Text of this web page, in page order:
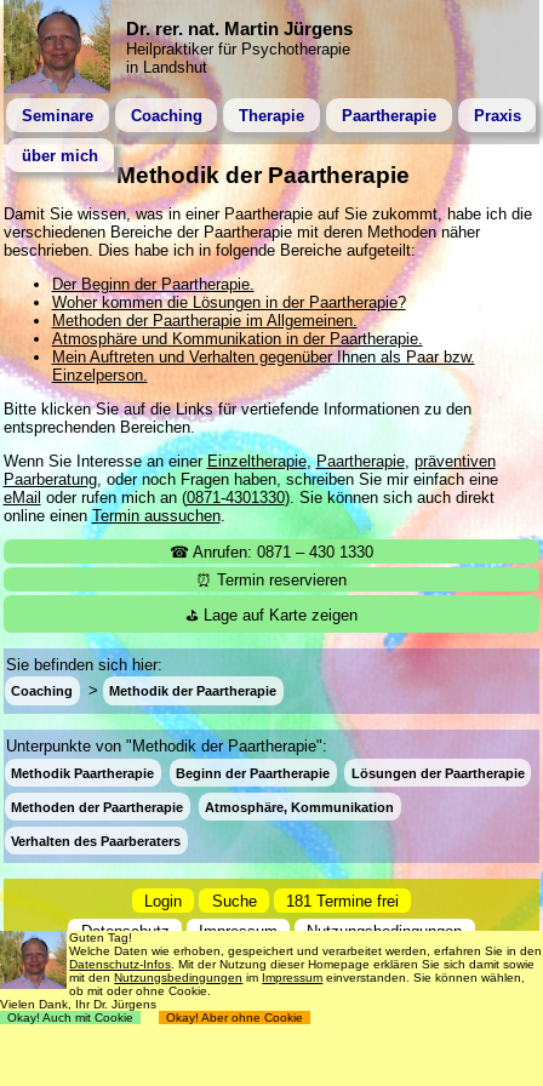
Dr. rer. nat. Martin Jürgens
Heilpraktiker für Psychotherapie
in Landshut
Seminare Coaching Therapie Paartherapie Praxis
über mich
Methodik der Paartherapie
Damit Sie wissen, was in einer Paartherapie auf Sie zukommt, habe ich die
verschiedenen Bereiche der Paartherapie mit deren Methoden näher
beschrieben. Dies habe ich in folgende Bereiche aufgeteilt:
Der Beginn der Paartherapie.
Woher kommen die Lösungen in der Paartherapie?
Methoden der Paartherapie im Allgemeinen.
Atmosphäre und Kommunikation in der Paartherapie.
Mein Auftreten und Verhalten gegenüber Ihnen als Paar bzw.
Einzelperson.
Bitte klicken Sie auf die Links für vertiefende Informationen zu den
entsprechenden Bereichen.
Wenn Sie Interesse an einerEinzeltherapie,Paartherapie, präventiven
Paarberatung, oder noch Fragen haben, schreiben Sie mir einfach eine
eMail oder rufen mich an (0871-4301330). Sie können sich auch direkt
online einenTermin aussuchen.
☎ Anrufen: 0871 – 430 1330
⏰ Termin reservieren
⛳ Lage auf Karte zeigen
Sie befinden sich hier:
Coaching Methodik der Paartherapie
Unterpunkte von "Methodik der Paartherapie":
Methodik Paartherapie Beginn der Paartherapie Lösungen der Paartherapie
Methoden der Paartherapie Atmosphäre, Kommunikation
Verhalten des Paarberaters
Login Suche
181 Termine frei
Datenschutz
Impressum Nutzungsbedingungen
© 1998 - 2018Dr. rer. nat. Martin Jürgens. All Rights Reserved.
Guten Tag!
Welche Daten wie erhoben, gespeichert und verarbeitet werden, erfahren Sie in den
Datenschutz-Infos . Mit der Nutzung dieser Homepage erklären Sie sich damit sowie
mit denNutzungsbedingungen im Impressum einverstanden. Sie können wählen,
ob mit oder ohne Cookie.
Vielen Dank, Ihr Dr. Jürgens
Okay! Auch mit Cookie
Okay! Aber ohne Cookie